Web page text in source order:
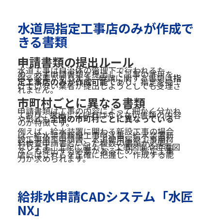
水道局指定工事店のみが作成で
きる書類
申請書類の提出ルール
水道工事は自治体の管理下で行われるた
め、必ず申請書類を提出して工事の許可を
得る必要があります。申請に関する書類は指
定工事店のみが作成可能であり、指定を受
けていない業者が提出しようとしても受理さ
れません。
市町村ごとに異なる書類
申請書類は工事の内容によって細かく分かれ
ており、提出しなければならない書類の内容
や形式も全国の市町村ごとに異なっている
のが特徴です。
例えば、給水装置に関わる新設工事の場合
は、給水装置新設工事申込書、給水装置新
設工事施工申請書、水道使用届や工事用材
料検査申請書といった複数の書類が必要に
なります。上記に加えて、工事図面や位置図
なども提出する必要があるため、指定工事
店にはこれらを正確に把握し、作成する能
力が求められます。
給排水申請CADシステム「水匠
NX」